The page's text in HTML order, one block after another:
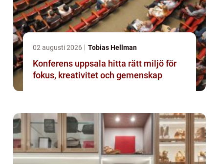
02 augusti 2026 Tobias Hellman
Konferens uppsala hitta rätt miljö för
fokus, kreativitet och gemenskap